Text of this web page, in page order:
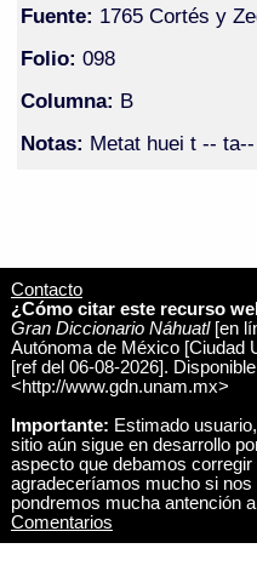
Fuente: 1765 Cortés y
Folio: 098
Columna: B
Notas: Metat huei t -- ta--
Contacto
¿Cómo citar este recurso
Gran Diccionario Náhuatl[en
Autónoma de México [Ciudad
[ref del 06-08-2026].
<http://www.gdn.unam.mx>
Importante: Estimado
sitio aún sigue en desarrollo
aspecto que debamos
agradeceríamos mucho si nos
pondremos mucha antención
Comentarios